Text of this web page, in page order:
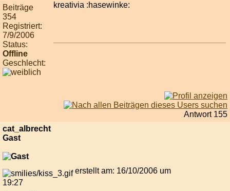
Beiträge
354
Registriert:
7/9/2006
Status:
Offline
Geschlecht:
kreativia :hasewinke:
Antwort 155
cat_albrecht
Gast
erstellt am: 16/10/2006 um
19:27